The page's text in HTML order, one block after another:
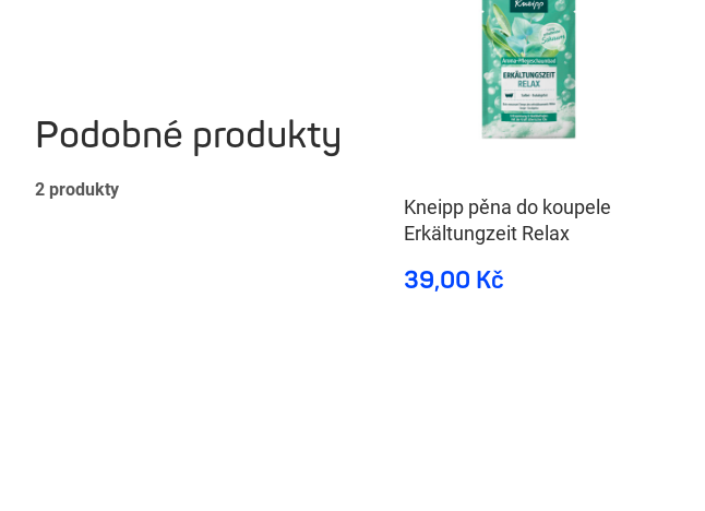
Podobné produkty
2 produkty
Kneipp pěna do koupele
Erkältungzeit Relax
39,00 Kč